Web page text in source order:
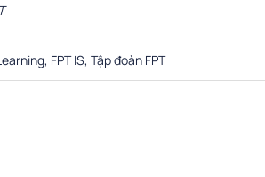
FPT IS, Tập đoàn FPT